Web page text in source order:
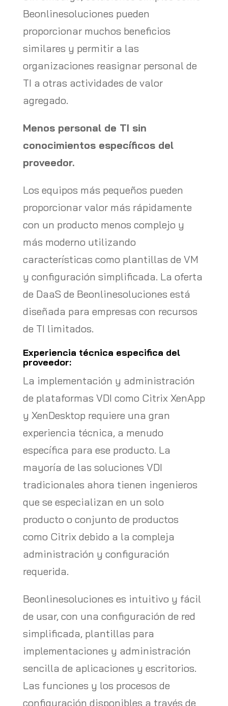
Beonlinesoluciones pueden
proporcionar muchos beneficios
similares y permitir a las
organizaciones reasignar personal de
TI a otras actividades de valor
agregado.
Menos personal de TI sin
conocimientos específicos del
proveedor.
Los equipos más pequeños pueden
proporcionar valor más rápidamente
con un producto menos complejo y
más moderno utilizando
características como plantillas de VM
y configuración simplificada. La oferta
de DaaS de Beonlinesoluciones está
diseñada para empresas con recursos
de TI limitados.
Experiencia técnica especifica del
proveedor:
La implementación y administración
de plataformas VDI como Citrix XenApp
y XenDesktop requiere una gran
experiencia técnica, a menudo
específica para ese producto. La
mayoría de las soluciones VDI
tradicionales ahora tienen ingenieros
que se especializan en un solo
producto o conjunto de productos
como Citrix debido a la compleja
administración y configuración
requerida.
Beonlinesoluciones es intuitivo y fácil
de usar, con una configuración de red
simplificada, plantillas para
implementaciones y administración
sencilla de aplicaciones y escritorios.
Las funciones y los procesos de
configuración disponibles a través de